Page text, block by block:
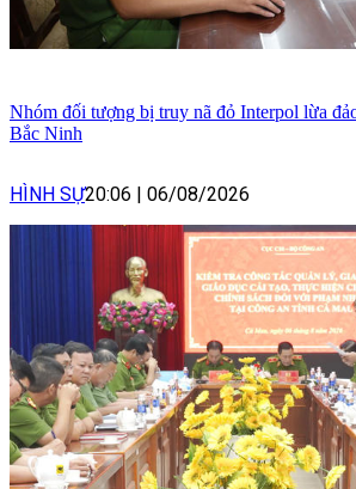
Nhóm đối tượng bị truy nã đỏ Interpol lừa
Bắc Ninh
HÌNH SỰ20:06 06/08/2026